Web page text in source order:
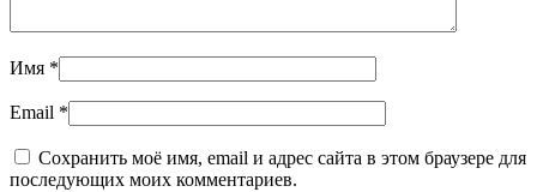
Имя *
Email *
Сохранить моё имя, email и адрес сайта в этом браузере для
последующих моих комментариев.